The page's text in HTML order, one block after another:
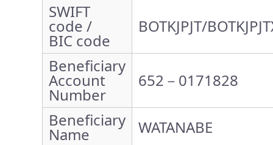
SWIFT
code /
BIC code
BOTKJPJT/
Beneficiary
Account
Number
652－0171828
Beneficiary
Name WATANABE